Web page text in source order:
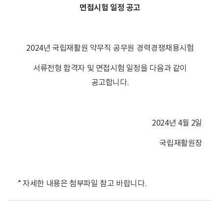
면접시험 일정 공고
2024년 국립재활원 약무직 공무원 경력경쟁채용시험
서류전형 합격자 및 면접시험 일정을 다음과 같이
공고합니다.
2024년 4월 2일
국립재활원장
* 자세한 내용은 첨부파일 참고 바랍니다.